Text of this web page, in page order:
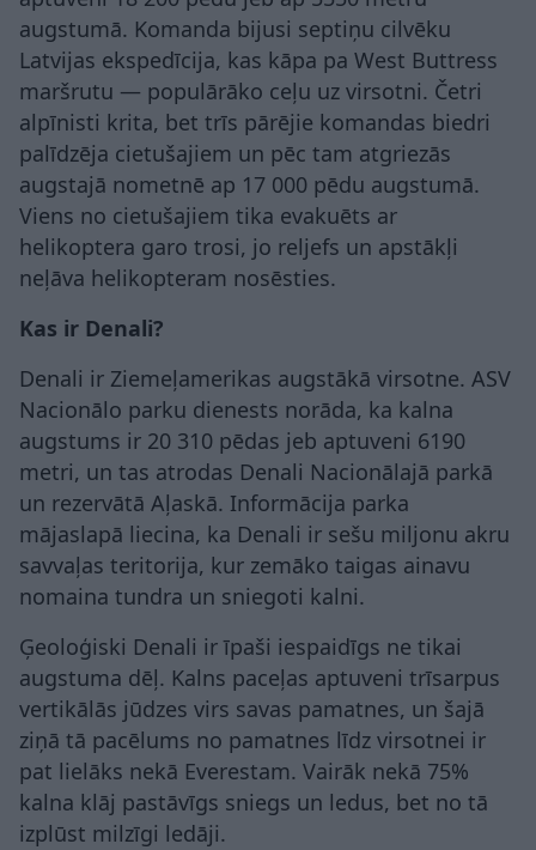
augstumā. Komanda bijusi septiņu cilvēku
Latvijas ekspedīcija, kas kāpa pa West Buttress
maršrutu — populārāko ceļu uz virsotni. Četri
alpīnisti krita, bet trīs pārējie komandas biedri
palīdzēja cietušajiem un pēc tam atgriezās
augstajā nometnē ap 17 000 pēdu augstumā.
Viens no cietušajiem tika evakuēts ar
helikoptera garo trosi, jo reljefs un apstākļi
neļāva helikopteram nosēsties.
Kas ir Denali?
Denali ir Ziemeļamerikas augstākā virsotne. ASV
Nacionālo parku dienests norāda, ka kalna
augstums ir 20 310 pēdas jeb aptuveni 6190
metri, un tas atrodas Denali Nacionālajā parkā
un rezervātā Aļaskā. Informācija parka
mājaslapā liecina, ka Denali ir sešu miljonu akru
savvaļas teritorija, kur zemāko taigas ainavu
nomaina tundra un sniegoti kalni.
Ģeoloģiski Denali ir īpaši iespaidīgs ne tikai
augstuma dēļ. Kalns paceļas aptuveni trīsarpus
vertikālās jūdzes virs savas pamatnes, un šajā
ziņā tā pacēlums no pamatnes līdz virsotnei ir
pat lielāks nekā Everestam. Vairāk nekā 75%
kalna klāj pastāvīgs sniegs un ledus, bet no tā
izplūst milzīgi ledāji.